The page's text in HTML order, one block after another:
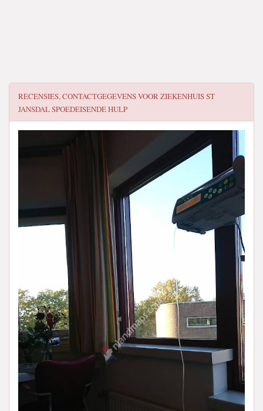
RECENSIES, CONTACTGEGEVENS VOORZIEKENHUIS ST
JANSDAL SPOEDEISENDE HULP